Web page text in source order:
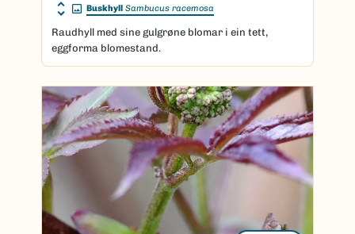
Buskhyll Sambucus racemosa
Raudhyll med sine gulgrøne blomar i ein tett,
eggforma blomestand.